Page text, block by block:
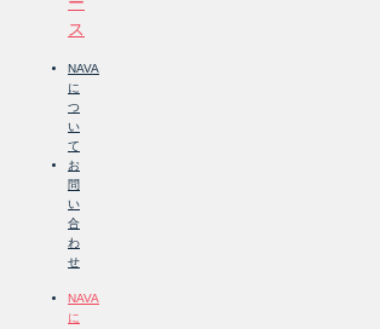
ス
NAVA
に
つ
い
て
お
問
い
合
わ
せ
NAVA
に